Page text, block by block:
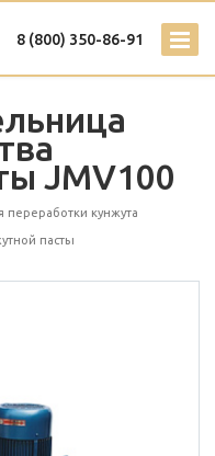
8 (800) 350-86-91
JMV100
переработки кунжута
пасты